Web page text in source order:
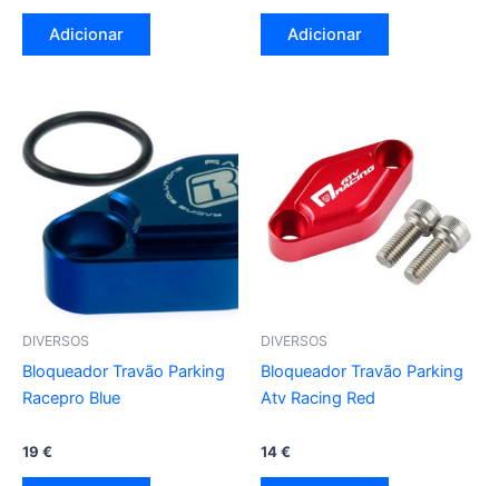
Adicionar Adicionar
DIVERSOS
Bloqueador Travão Parking
Racepro Blue
19 €
DIVERSOS
Bloqueador Travão Parking
Atv Racing Red
14€